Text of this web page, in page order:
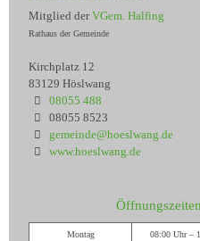
Mitglied derVGem. Halfing
Rathaus der Gemeinde
Kirchplatz 12
83129 Höslwang
08055 488
08055 8523
gemeinde@hoeslwang.de
www.hoeslwang.de
Montag 08:00 Uhr –